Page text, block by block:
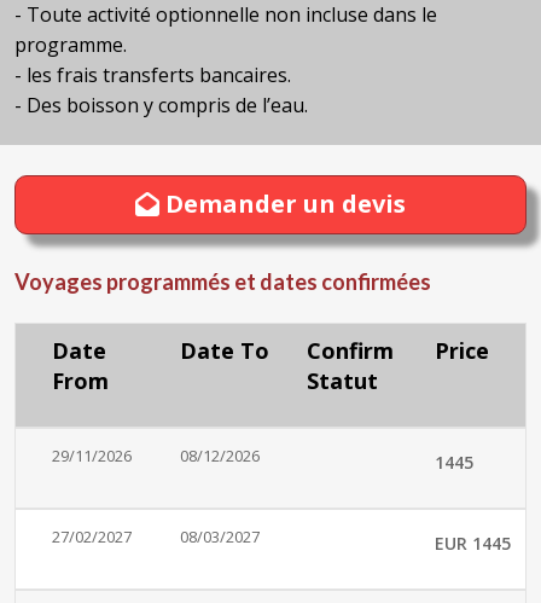
- Toute activité optionnelle non incluse dans le
programme.
- les frais transferts bancaires.
- Des boisson y compris de l’eau.
Demander un devis
Voyages programmés et dates confirmées
Date
From
Date To
Confirm
Statut
Price
29/11/2026 08/12/2026 1445
27/02/2027 08/03/2027 EUR 1445